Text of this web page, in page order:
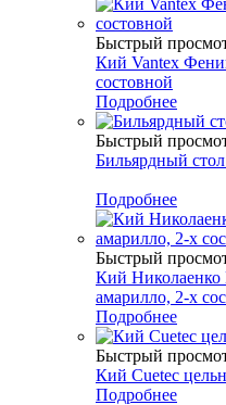
Быстрый
Кий Vantex
состовной
Подробнее
Быстрый
Бильярдный
Подробнее
Быстрый
Кий
амарилло, 2-х
Подробнее
Быстрый
Кий Cuetec
Подробнее